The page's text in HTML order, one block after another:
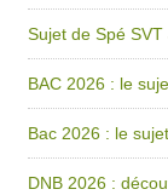
Sujet de Spé
BAC 2026 : le
Bac 2026 : le
DNB 2026 :